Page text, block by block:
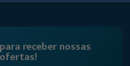
receber nossas